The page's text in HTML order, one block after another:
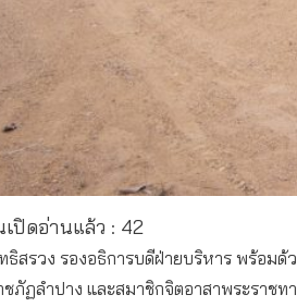
ปิดอ่านแล้ว : 42
ทธิสรวง รองอธิการบดีฝ่ายบริหาร พร้อ
ภัฏลำปาง และสมาชิกจิตอาสาพระราช